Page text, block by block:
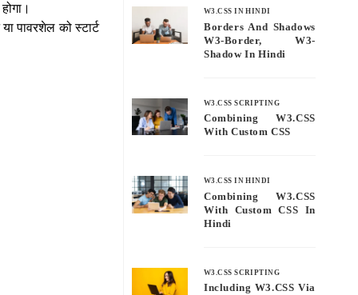
पावरशेल को स्टार्ट
W3.CSS IN HINDI
Borders And Shadows
W3-Border, W3-
Shadow In Hindi
W3.CSS SCRIPTING
Combining W3.CSS
With Custom CSS
W3.CSS IN HINDI
Combining W3.CSS
With Custom CSS In
Hindi
W3.CSS SCRIPTING
Including W3.CSS Via